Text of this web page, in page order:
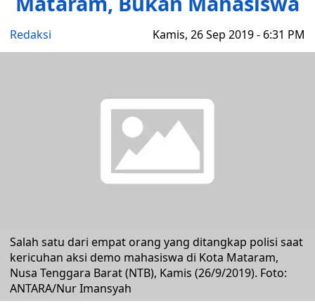
Redaksi Kamis, 26 Sep 2019 - 6:31 PM
Salah satu dari empat orang yang ditangkap polisi saat
kericuhan aksi demo mahasiswa di Kota Mataram,
Nusa Tenggara Barat (NTB), Kamis (26/9/2019). Foto:
ANTARA/Nur Imansyah